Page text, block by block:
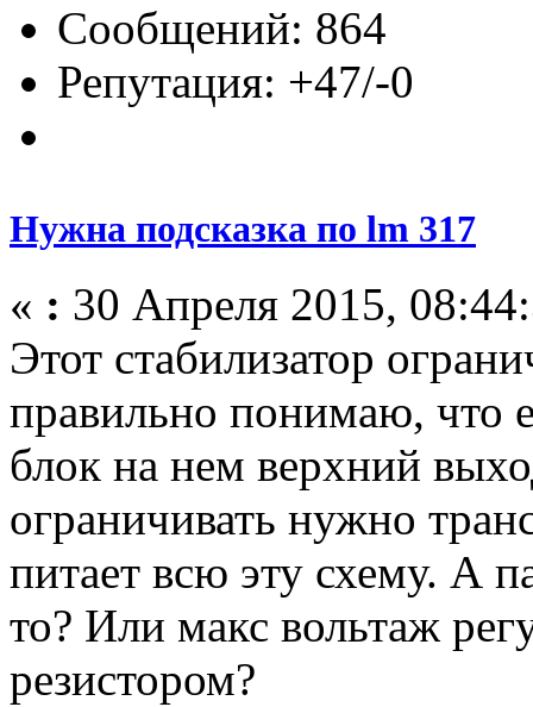
Сообщений: 864
Репутация: +47/-0
Нужна подсказка по lm 317
« : 30 Апреля 2015,
Этот стабилизатор
правильно понимаю, что
блок на нем верхний
ограничивать нужно
питает всю эту схему. А
то? Или макс вольтаж
резистором?